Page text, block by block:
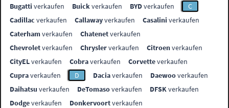
Bugatti verkaufen Buickverkaufen BYDverkaufen
C
Cadillac verkaufen Callawayverkaufen Casalini verkaufen
Caterhamverkaufen Chatenetverkaufen
Chevroletverkaufen Chryslerverkaufen Citroenverkaufen
CityELverkaufen Cobraverkaufen Corvetteverkaufen
Cupraverkaufen D Daciaverkaufen Daewooverkaufen
Daihatsu verkaufen DeTomasoverkaufen DFSKverkaufen
Dodgeverkaufen Donkervoortverkaufen